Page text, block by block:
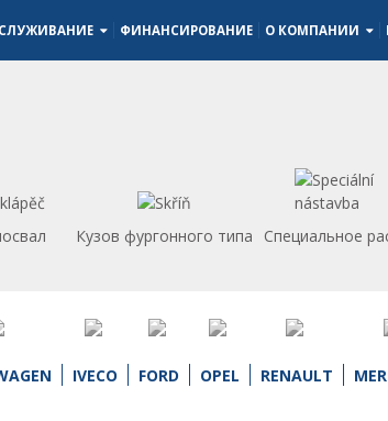
ФИНАНСИРОВАНИЕ О КОМПАНИИ
Кузов фургонного типа Специальное
IVECO FORD OPEL RENAULT